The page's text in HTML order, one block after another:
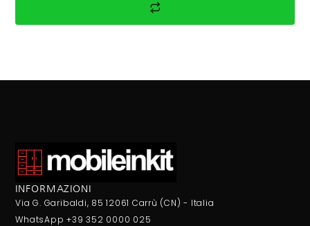
INFORMAZIONI
Via G. Garibaldi, 85 12061 Carrù (CN) - Italia
WhatsApp +39 352 0000 025